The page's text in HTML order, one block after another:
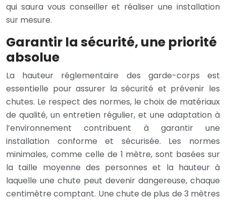
qui saura vous conseiller et réaliser une installation
sur mesure.
Garantir la sécurité, une priorité
absolue
La hauteur réglementaire des garde-corps est
essentielle pour assurer la sécurité et prévenir les
chutes. Le respect des normes, le choix de matériaux
de qualité, un entretien régulier, et une adaptation à
l’environnement contribuent à garantir une
installation conforme et sécurisée. Les normes
minimales, comme celle de 1 mètre, sont basées sur
la taille moyenne des personnes et la hauteur à
laquelle une chute peut devenir dangereuse, chaque
centimètre comptant. Une chute de plus de 3 mètres